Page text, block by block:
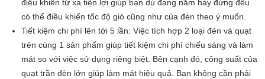
điều khiển từ xa tiện lợi giúp bạn dù đang nằm hay đứng đều
có thể điều khiển tốc độ gió cũng như của đèn theo ý muốn.
Tiết kiệm chi phí lên tới 5 lần: Việc tích hợp 2 loại đèn và quạt
trên cùng 1 sản phẩm giúp tiết kiệm chi phí chiếu sáng và làm
mát so với việc sử dụng riêng biệt. Bên cạnh đó, công suất của
quạt trần đèn lớn giúp làm mát hiệu quả. Bạn không cần phải